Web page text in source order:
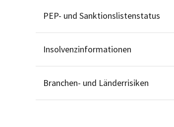
PEP- und Sanktionslistenstatus
Insolvenzinformationen
Branchen- und Länderrisiken